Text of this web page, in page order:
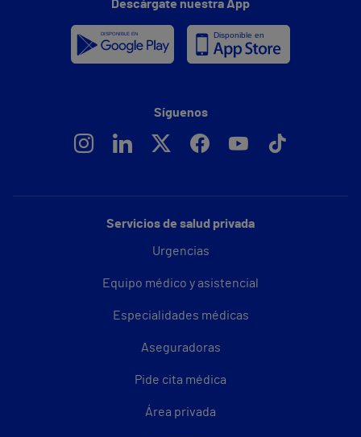
Servicios de salud privada
Urgencias
Equipo médico y asistencial
Especialidades médicas
Aseguradoras
Pide cita médica
Área privada
Descárgate nuestra App
Síguenos